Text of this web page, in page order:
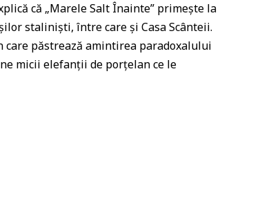
că „Marele Salt Înainte” primeşte la
stalinişti, între care şi Casa Scânteii.
care păstrează amintirea paradoxalului
micii elefanţii de porţelan ce le